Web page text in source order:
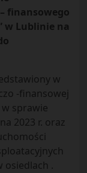
finansowego
w Lublinie na
w
-finansowej
w sprawie
2023 r. oraz
osiedlach .